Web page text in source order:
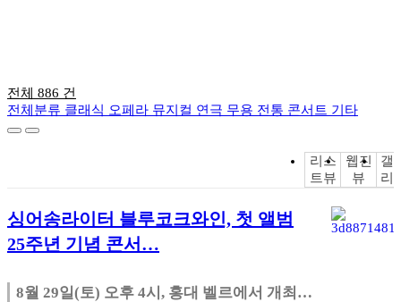
전체 886 건
전체분류 클래식 오페라 뮤지컬 연극 무용 전통 콘서트 기타
리스
트뷰
웹진
뷰
갤
리
싱어송라이터 블루코크와인, 첫 앨범
25주년 기념 콘서…
8월 29일(토) 오후 4시, 홍대 벨르에서 개최…